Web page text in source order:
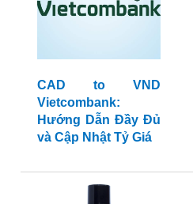
CAD to VND
Vietcombank:
Hướng Dẫn Đầy Đủ
và Cập Nhật Tỷ Giá